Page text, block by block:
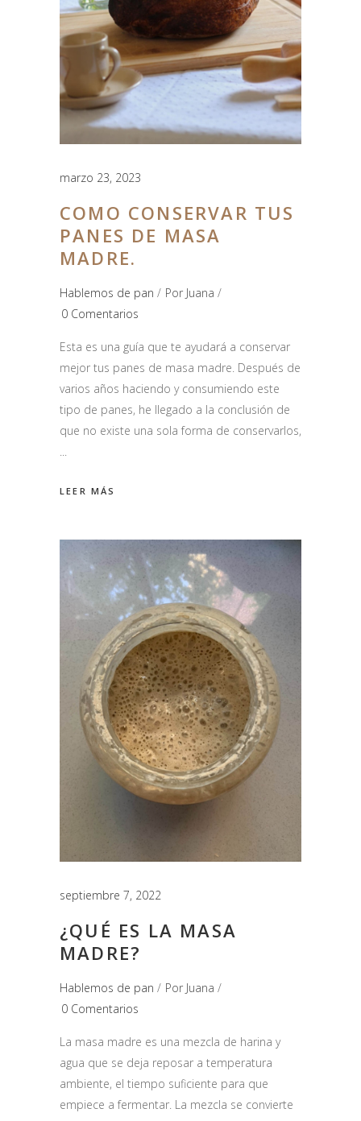
marzo 23, 2023
COMO CONSERVAR TUS
PANES DE MASA
MADRE.
Hablemos de pan Por Juana
0 Comentarios
Esta es una guía que te ayudará a conservar
mejor tus panes de masa madre. Después de
varios años haciendo y consumiendo este
tipo de panes, he llegado a la conclusión de
que no existe una sola forma de conservarlos,
LEER MÁS
septiembre 7, 2022
¿QUÉ ES LA MASA
MADRE?
Hablemos de pan Por Juana
0 Comentarios
La masa madre es una mezcla de harina y
agua que se deja reposar a temperatura
ambiente, el tiempo suficiente para que
empiece a fermentar. La mezcla se convierte